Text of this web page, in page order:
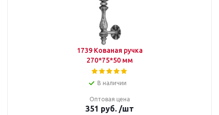
1739 Кованая ручка
270*75*50 мм
В наличии
Оптовая цена
351 руб. /шт